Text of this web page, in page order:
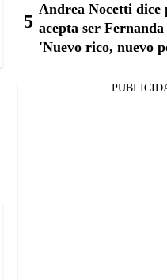
Andrea Nocetti dice
acepta ser
'Nuevo rico, nuevo